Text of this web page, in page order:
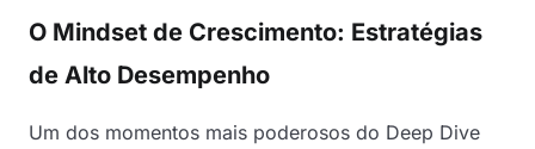
O Mindset de Crescimento: Estratégias
de Alto Desempenho
Um dos momentos mais poderosos do Deep Dive